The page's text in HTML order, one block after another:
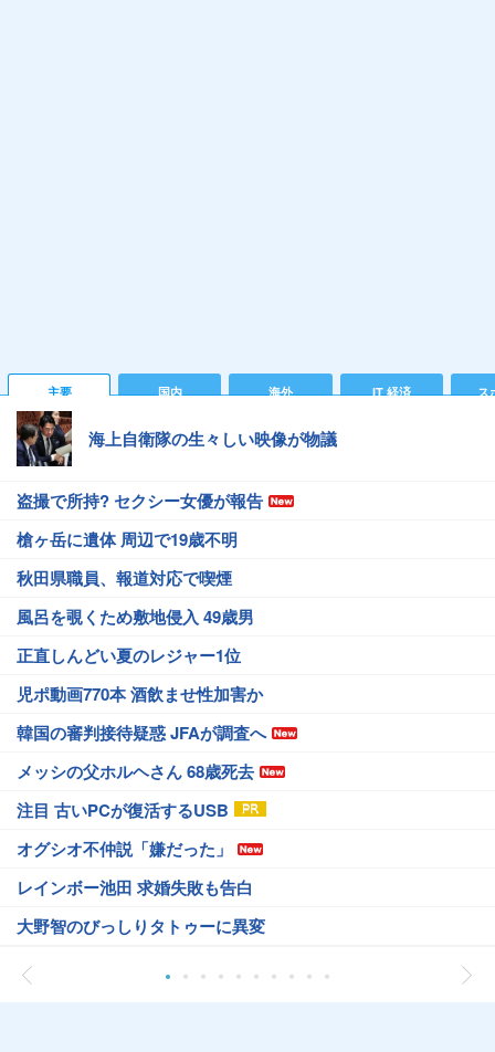
主要 国内 海外 IT 経済 ス
海上自衛隊の生々しい映像が物議
盗撮で所持? セクシー女優が報告
槍ヶ岳に遺体 周辺で19歳不明
秋田県職員、報道対応で喫煙
風呂を覗くため敷地侵入 49歳男
正直しんどい夏のレジャー1位
児ポ動画770本 酒飲ませ性加害か
韓国の審判接待疑惑 JFAが調査へ
メッシの父ホルヘさん 68歳死去
注目 古いPCが復活するUSB
オグシオ不仲説「嫌だった」
レインボー池田 求婚失敗も告白
大野智のびっしりタトゥーに異変